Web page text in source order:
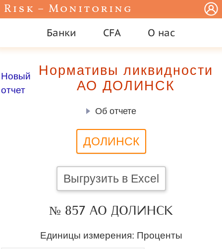
Risk – Monitoring
Банки CFA О нас
Новый
отчет
Нормативы ликвидности
АО ДОЛИНСК
Об отчете
ДОЛИНСК
Выгрузить в Excel
№ 857 АО ДОЛИНСК
Единицы измерения: Проценты